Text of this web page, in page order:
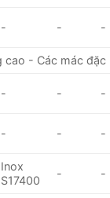
- - -
cao - Các mác đặc
- - -
- - -
Inox
S17400
- -